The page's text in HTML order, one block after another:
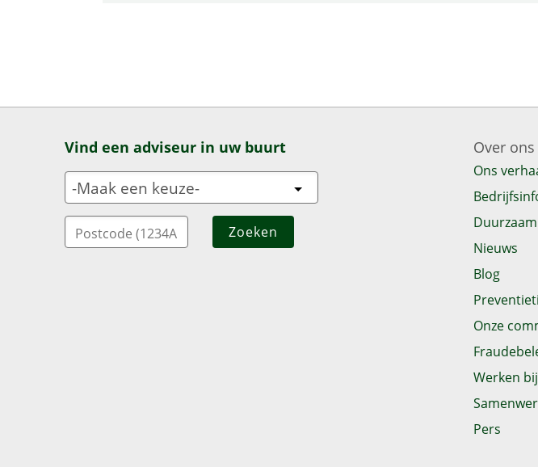
Vind een adviseur in uw buurt Over ons
Ons
Nieuws
Blog
Onze
Werken
Pers